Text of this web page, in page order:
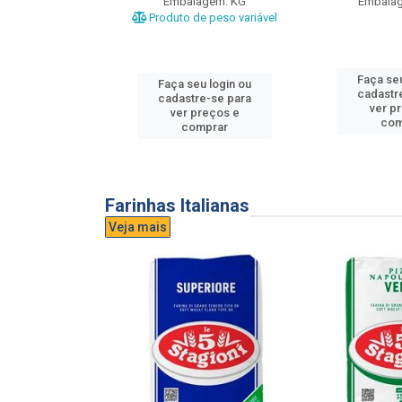
Produto de peso variável
Faça seu login ou
cadastre-se para
ver preços e
comprar
Faça
ver
Farinhas Italianas
Veja mais